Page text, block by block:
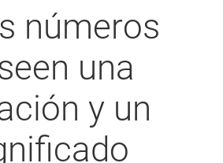
números
una
y un